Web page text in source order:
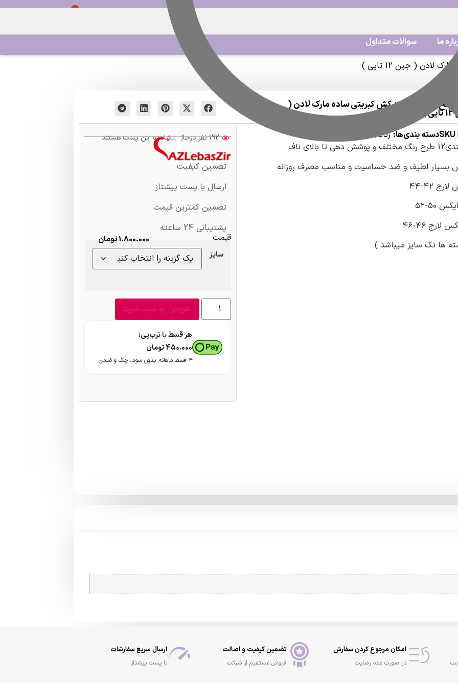
0
ما
سوالات متداول
( جین 12 تایی )
نخ پنبه فاق بلند کش کبریتی ساده مارک لادن (
)
اشتراک گذاری:
SKUدسته بندی‌ها: زنانه,شورت زنانه
دهی تا بالای ناف
بسیار لطیف و ضد حساسیت و مناسب مصرف روزانه
۴۲-۴۴
۵۰-۵۲
لارج ۴۶-۴۶
ها تک سایز میباشد )
192 نفر درحال مشاهده این پست هستند
تضمین کیفیت
ارسال با پست پیشتاز
تضمین کمترین قیمت
پشتیبانی 24 ساعته
قیمت 1.800.000تومان
سایز
افزودن به سبد خرید
هر قسط با ترب‌پی:
450.000تومان
۴ قسط ماهانه. بدون سود، چک و ضامن.
امکان مرجوع کردن سفارش
در صورت عدم رضایت
تضمین کیفیت و اصالت
فروش مستقیم از شرکت
ارسال سریع سفارشات
با پست پیشتاز